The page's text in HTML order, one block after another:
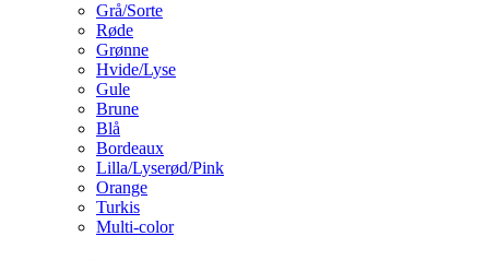
Grå/Sorte
Røde
Grønne
Hvide/Lyse
Gule
Brune
Blå
Bordeaux
Lilla/Lyserød/Pink
Orange
Turkis
Multi-color